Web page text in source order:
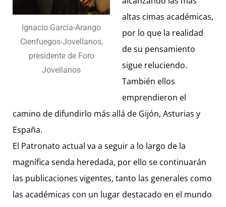
Ignacio García-Arango
Cienfuegos-Jovellanos,
presidente de Foro
Jovellanos
altas cimas académicas,
por lo que la realidad
de su pensamiento
sigue reluciendo.
También ellos
emprendieron el
camino de difundirlo más allá de Gijón, Asturias y
España.
El Patronato actual va a seguir a lo largo de la
magnífica senda heredada, por ello se continuarán
las publicaciones vigentes, tanto las generales como
las académicas con un lugar destacado en el mundo